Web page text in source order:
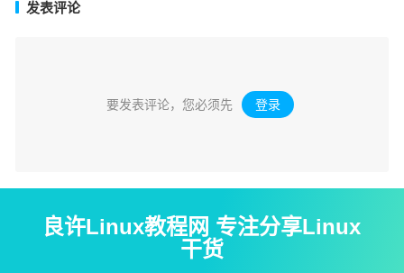
发表评论
要发表评论，您必须先 登录 。
良许Linux教程网 专注分享Linux
干货